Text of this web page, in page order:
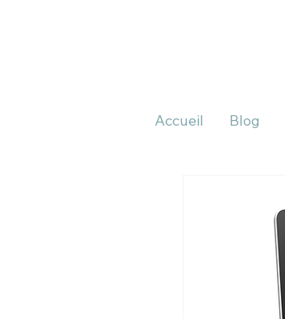
Accueil Blog